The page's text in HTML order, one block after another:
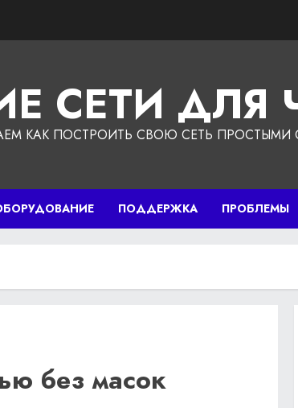
СЕТИ ДЛЯ
КАК ПОСТРОИТЬ СВОЮ СЕТЬ ПРОСТЫМИ
ПОДДЕРЖКА ПРОБЛЕМЫ
без масок